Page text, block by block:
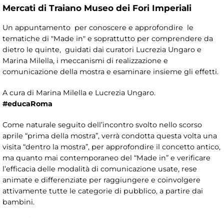
Mercati di Traiano Museo dei Fori Imperiali
Un appuntamento per conoscere e approfondire le
tematiche di "Made in" e soprattutto per comprendere da
dietro le quinte, guidati dai curatori Lucrezia Ungaro e
Marina Milella, i meccanismi di realizzazione e
comunicazione della mostra e esaminare insieme gli effetti.
A cura di Marina Milella e Lucrezia Ungaro.
#educaRoma
Come naturale seguito dell’incontro svolto nello scorso
aprile “prima della mostra”, verrà condotta questa volta una
visita “dentro la mostra”, per approfondire il concetto antico,
ma quanto mai contemporaneo del “Made in” e verificare
l’efficacia delle modalità di comunicazione usate, rese
animate e differenziate per raggiungere e coinvolgere
attivamente tutte le categorie di pubblico, a partire dai
bambini.